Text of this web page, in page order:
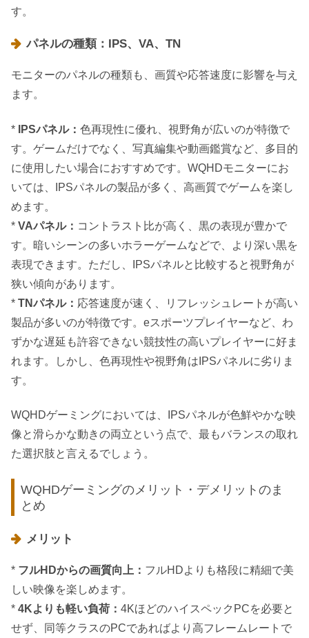
す。
パネルの種類：IPS、VA、TN
モニターのパネルの種類も、画質や応答速度に影響を与え
ます。
* IPSパネル： 色再現性に優れ、視野角が広いのが特徴で
す。ゲームだけでなく、写真編集や動画鑑賞など、多目的
に使用したい場合におすすめです。WQHDモニターにお
いては、IPSパネルの製品が多く、高画質でゲームを楽し
めます。
* VAパネル： コントラスト比が高く、黒の表現が豊かで
す。暗いシーンの多いホラーゲームなどで、より深い黒を
表現できます。ただし、IPSパネルと比較すると視野角が
狭い傾向があります。
* TNパネル： 応答速度が速く、リフレッシュレートが高い
製品が多いのが特徴です。eスポーツプレイヤーなど、わ
ずかな遅延も許容できない競技性の高いプレイヤーに好ま
れます。しかし、色再現性や視野角はIPSパネルに劣りま
す。
WQHDゲーミングにおいては、IPSパネルが色鮮やかな映
像と滑らかな動きの両立という点で、最もバランスの取れ
た選択肢と言えるでしょう。
WQHDゲーミングのメリット・デメリットのま
とめ
メリット
* フルHDからの画質向上： フルHDよりも格段に精細で美
しい映像を楽しめます。
* 4Kよりも軽い負荷： 4KほどのハイスペックPCを必要と
せず、同等クラスのPCであればより高フレームレートで